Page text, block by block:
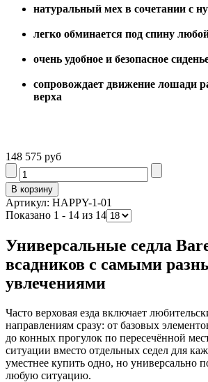
натуральный мех в сочетании с
легко обминается под спину
очень удобное и безопасное
сопровождает движение лошади
верха
148 575 руб
Артикул: HAPPY-1-01
Показано 1 - 14 из 14
Универсальные седла
всадников с самыми
увлечениями
Часто верховая езда включает
направлениям сразу: от базовых
до конных прогулок по пересечённой
ситуации вместо отдельных седел для
уместнее купить одно, но универсально
любую ситуацию.